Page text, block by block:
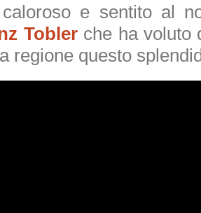
e sentito al
Toblerche ha voluto
regione questo